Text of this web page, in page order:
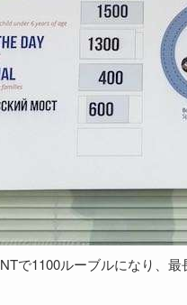
で1100ルーブルになり、